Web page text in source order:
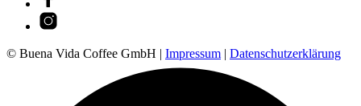
© Buena Vida Coffee GmbH | Impressum | Datenschutzerklärung